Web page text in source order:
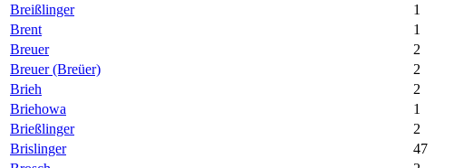
Breißlinger
1
Brent
1
Breuer
2
Breuer (Breüer)
2
Brieh
2
Briehowa
1
Brießlinger
2
Brislinger
47